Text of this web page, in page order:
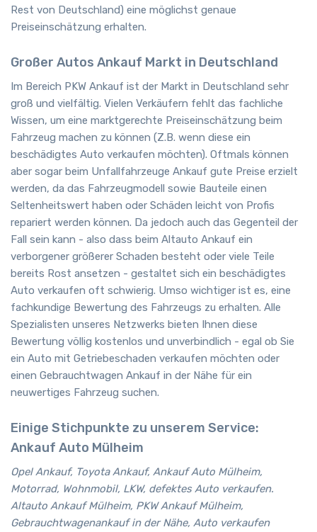
Rest von Deutschland) eine möglichst genaue
Preiseinschätzung erhalten.
Großer Autos Ankauf Markt in Deutschland
Im Bereich PKW Ankauf ist der Markt in Deutschland sehr
groß und vielfältig. Vielen Verkäufern fehlt das fachliche
Wissen, um eine marktgerechte Preiseinschätzung beim
Fahrzeug machen zu können (Z.B. wenn diese ein
beschädigtes Auto verkaufen möchten). Oftmals können
aber sogar beim Unfallfahrzeuge Ankauf gute Preise erzielt
werden, da das Fahrzeugmodell sowie Bauteile einen
Seltenheitswert haben oder Schäden leicht von Profis
repariert werden können. Da jedoch auch das Gegenteil der
Fall sein kann - also dass beim Altauto Ankauf ein
verborgener größerer Schaden besteht oder viele Teile
bereits Rost ansetzen - gestaltet sich ein beschädigtes
Auto verkaufen oft schwierig. Umso wichtiger ist es, eine
fachkundige Bewertung des Fahrzeugs zu erhalten. Alle
Spezialisten unseres Netzwerks bieten Ihnen diese
Bewertung völlig kostenlos und unverbindlich - egal ob Sie
ein Auto mit Getriebeschaden verkaufen möchten oder
einen Gebrauchtwagen Ankauf in der Nähe für ein
neuwertiges Fahrzeug suchen.
Einige Stichpunkte zu unserem Service:
Ankauf Auto Mülheim
Opel Ankauf, Toyota Ankauf, Ankauf Auto Mülheim,
Motorrad, Wohnmobil, LKW, defektes Auto verkaufen.
Altauto Ankauf Mülheim, PKW Ankauf Mülheim,
Gebrauchtwagenankauf in der Nähe, Auto verkaufen